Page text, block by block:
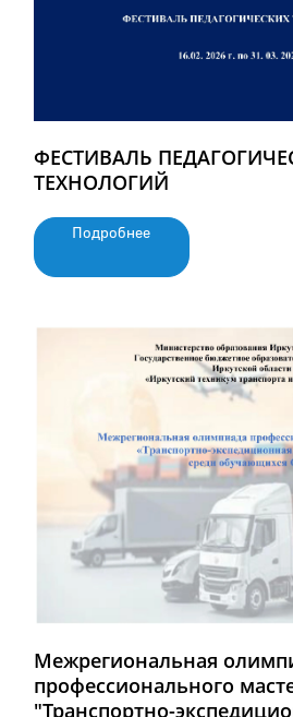
ФЕСТИВАЛЬ
ТЕХНОЛОГИЙ
Подробнее
Межрегиональная
профессионального
"Транспортно-